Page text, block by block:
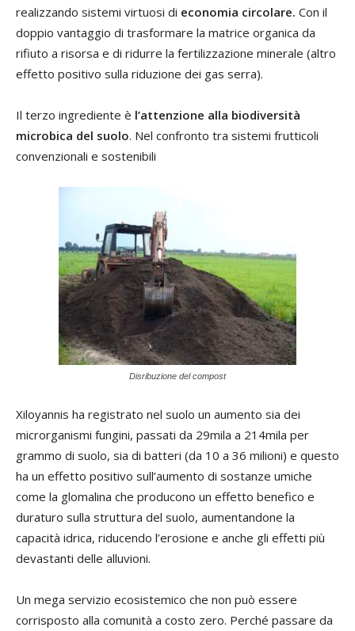
realizzando sistemi virtuosi di economia circolare. Con il
doppio vantaggio di trasformare la matrice organica da
rifiuto a risorsa e di ridurre la fertilizzazione minerale (altro
effetto positivo sulla riduzione dei gas serra).
Il terzo ingrediente è l’attenzione alla biodiversità
microbica del suolo. Nel confronto tra sistemi frutticoli
convenzionali e sostenibili
Disribuzione del compost
Xiloyannis ha registrato nel suolo un aumento sia dei
microrganismi fungini, passati da 29mila a 214mila per
grammo di suolo, sia di batteri (da 10 a 36 milioni) e questo
ha un effetto positivo sull’aumento di sostanze umiche
come la glomalina che producono un effetto benefico e
duraturo sulla struttura del suolo, aumentandone la
capacità idrica, riducendo l’erosione e anche gli effetti più
devastanti delle alluvioni.
Un mega servizio ecosistemico che non può essere
corrisposto alla comunità a costo zero. Perché passare da